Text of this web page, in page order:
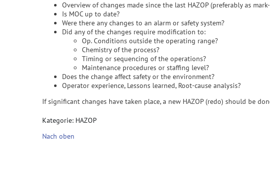
Overview of changes made since the last HAZOP (preferably as
Is MOC up to date?
Were there any changes to an alarm or safety system?
Did any of the changes require modification to:
Op. Conditions outside the operating range?
Chemistry of the process?
Timing or sequencing of the operations?
Maintenance procedures or staffing level?
Does the change affect safety or the environment?
Operator experience, Lessons learned, Root-cause analysis?
If significant changes have taken place, a new HAZOP (redo) should be
Kategorie: HAZOP
Nach oben